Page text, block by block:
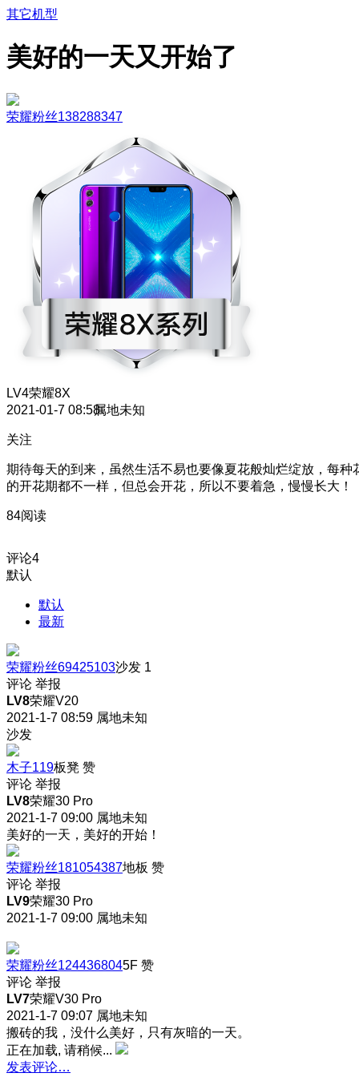
其它机型
美好的一天又开始了
荣耀粉丝138288347
LV4荣耀8X
2021-01-7 08:58属地未知
关注
期待每天的到来，虽然生活不易也要像夏花般灿烂绽放，每种
的开花期都不一样，但总会开花，所以不要着急，慢慢长大！
84阅读
评论4
默认
默认
最新
荣耀粉丝69425103沙发 1
评论 举报
LV8荣耀V20
2021-1-7 08:59 属地未知
沙发
木子119板凳 赞
评论 举报
LV8荣耀30 Pro
2021-1-7 09:00 属地未知
美好的一天，美好的开始！
荣耀粉丝181054387地板 赞
评论 举报
LV9荣耀30 Pro
2021-1-7 09:00 属地未知
荣耀粉丝1244368045F 赞
评论 举报
LV7荣耀V30 Pro
2021-1-7 09:07 属地未知
搬砖的我，没什么美好，只有灰暗的一天。
正在加载, 请稍候...
发表评论…